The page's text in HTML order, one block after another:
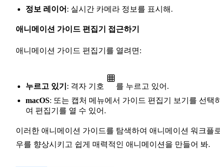
정보 레이어 : 실시간 카메라 정보를 표시해.
애니메이션 가이드 편집기 접근하기
애니메이션 가이드 편집기를 열려면:
누르고 있기 : 격자 기호
를 누르고 있어.
macOS: 또는 캡처 메뉴에서 가이드 편집기 보기를 선택
여 편집기를 열 수 있어.
이러한 애니메이션 가이드를 탐색하여 애니메이션 워크플
우를 향상시키고 쉽게 매력적인 애니메이션을 만들어 봐.